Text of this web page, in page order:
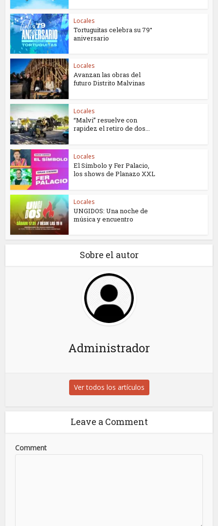
Locales
Tortuguitas celebra su 79°
aniversario
Locales
Avanzan las obras del
futuro Distrito Malvinas
Locales
“Malvi” resuelve con
rapidez el retiro de dos...
Locales
El Símbolo y Fer Palacio,
los shows de Planazo XXL
Locales
UNGIDOS: Una noche de
música y encuentro
Sobre el autor
Administrador
Ver todos los artículos
Leave a Comment
Comment